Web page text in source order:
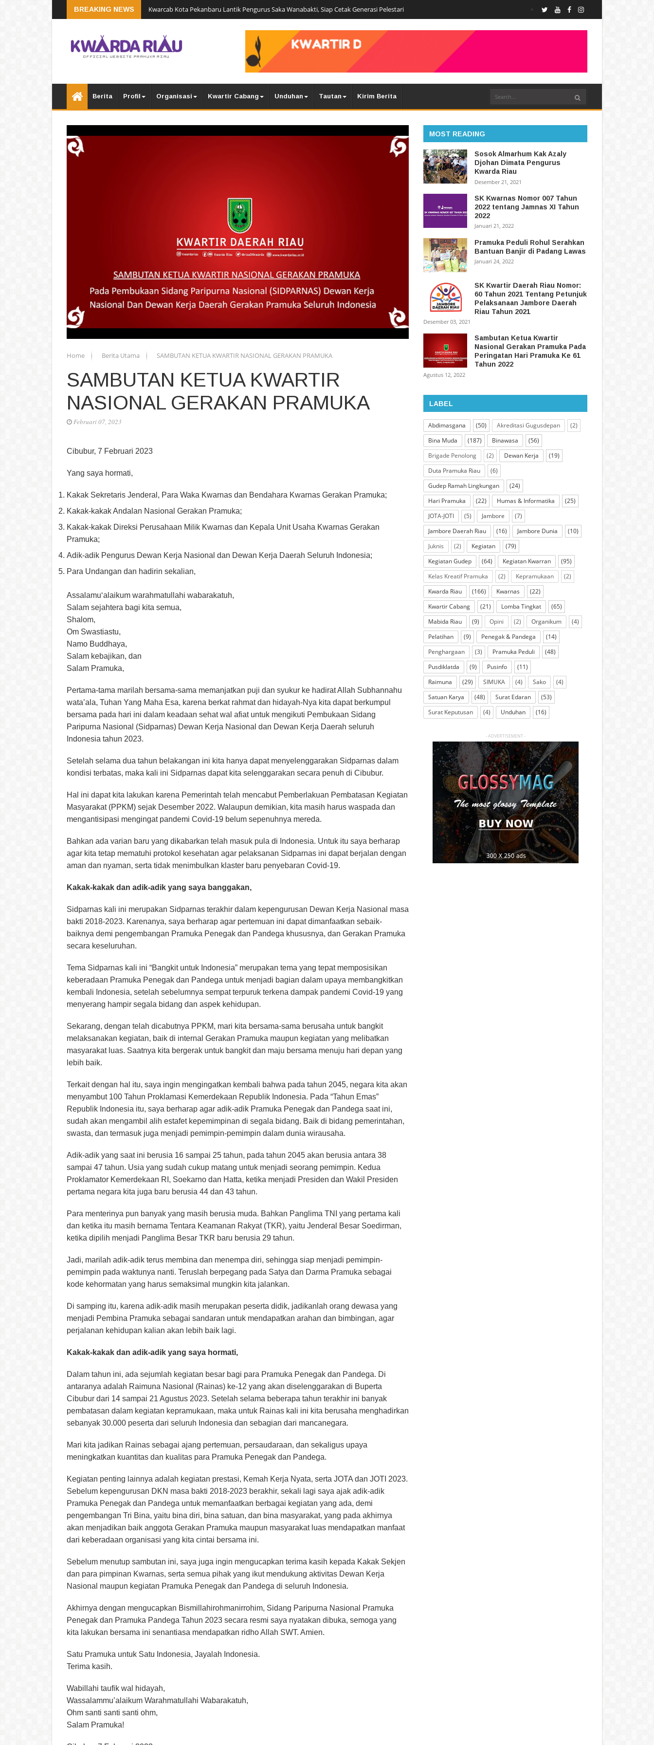
BREAKING NEWS Kwarcab Kota Pekanbaru Lantik Pengurus Saka Wanabakti, Siap Cetak Generasi Pelestari
Berita Profil Organisasi Kwartir Cabang Unduhan Tautan Kirim Berita
Home Berita Utama SAMBUTAN KETUA KWARTIR NASIONAL GERAKAN PRAMUKA
SAMBUTAN KETUA KWARTIR
NASIONAL GERAKAN PRAMUKA
Februari 07, 2023
Cibubur, 7 Februari 2023
Yang saya hormati,
Kakak Sekretaris Jenderal, Para Waka Kwarnas dan Bendahara Kwarnas Gerakan Pramuka;
Kakak-kakak Andalan Nasional Gerakan Pramuka;
Kakak-kakak Direksi Perusahaan Milik Kwarnas dan Kepala Unit Usaha Kwarnas Gerakan
Pramuka;
Adik-adik Pengurus Dewan Kerja Nasional dan Dewan Kerja Daerah Seluruh Indonesia;
Para Undangan dan hadirin sekalian,
Assalamu‘alaikum warahmatullahi wabarakatuh,
Salam sejahtera bagi kita semua,
Shalom,
Om Swastiastu,
Namo Buddhaya,
Salam kebajikan, dan
Salam Pramuka,
Pertama-tama marilah bersama-sama memanjatkan puji dan syukur ke hadirat Allah Subhannahu
wata’ala, Tuhan Yang Maha Esa, karena berkat rahmat dan hidayah-Nya kita dapat berkumpul
bersama pada hari ini dalam keadaan sehat wal afiat untuk mengikuti Pembukaan Sidang
Paripurna Nasional (Sidparnas) Dewan Kerja Nasional dan Dewan Kerja Daerah seluruh
Indonesia tahun 2023.
Setelah selama dua tahun belakangan ini kita hanya dapat menyelenggarakan Sidparnas dalam
kondisi terbatas, maka kali ini Sidparnas dapat kita selenggarakan secara penuh di Cibubur.
Hal ini dapat kita lakukan karena Pemerintah telah mencabut Pemberlakuan Pembatasan Kegiatan
Masyarakat (PPKM) sejak Desember 2022. Walaupun demikian, kita masih harus waspada dan
mengantisipasi mengingat pandemi Covid-19 belum sepenuhnya mereda.
Bahkan ada varian baru yang dikabarkan telah masuk pula di Indonesia. Untuk itu saya berharap
agar kita tetap mematuhi protokol kesehatan agar pelaksanan Sidparnas ini dapat berjalan dengan
aman dan nyaman, serta tidak menimbulkan klaster baru penyebaran Covid-19.
Kakak-kakak dan adik-adik yang saya banggakan,
Sidparnas kali ini merupakan Sidparnas terakhir dalam kepengurusan Dewan Kerja Nasional masa
bakti 2018-2023. Karenanya, saya berharap agar pertemuan ini dapat dimanfaatkan sebaik-
baiknya demi pengembangan Pramuka Penegak dan Pandega khususnya, dan Gerakan Pramuka
secara keseluruhan.
Tema Sidparnas kali ini “Bangkit untuk Indonesia” merupakan tema yang tepat memposisikan
keberadaan Pramuka Penegak dan Pandega untuk menjadi bagian dalam upaya membangkitkan
kembali Indonesia, setelah sebelumnya sempat terpuruk terkena dampak pandemi Covid-19 yang
menyerang hampir segala bidang dan aspek kehidupan.
Sekarang, dengan telah dicabutnya PPKM, mari kita bersama-sama berusaha untuk bangkit
melaksanakan kegiatan, baik di internal Gerakan Pramuka maupun kegiatan yang melibatkan
masyarakat luas. Saatnya kita bergerak untuk bangkit dan maju bersama menuju hari depan yang
lebih baik.
Terkait dengan hal itu, saya ingin mengingatkan kembali bahwa pada tahun 2045, negara kita akan
menyambut 100 Tahun Proklamasi Kemerdekaan Republik Indonesia. Pada “Tahun Emas”
Republik Indonesia itu, saya berharap agar adik-adik Pramuka Penegak dan Pandega saat ini,
sudah akan mengambil alih estafet kepemimpinan di segala bidang. Baik di bidang pemerintahan,
swasta, dan termasuk juga menjadi pemimpin-pemimpin dalam dunia wirausaha.
Adik-adik yang saat ini berusia 16 sampai 25 tahun, pada tahun 2045 akan berusia antara 38
sampai 47 tahun. Usia yang sudah cukup matang untuk menjadi seorang pemimpin. Kedua
Proklamator Kemerdekaan RI, Soekarno dan Hatta, ketika menjadi Presiden dan Wakil Presiden
pertama negara kita juga baru berusia 44 dan 43 tahun.
Para menterinya pun banyak yang masih berusia muda. Bahkan Panglima TNI yang pertama kali
dan ketika itu masih bernama Tentara Keamanan Rakyat (TKR), yaitu Jenderal Besar Soedirman,
ketika dipilih menjadi Panglima Besar TKR baru berusia 29 tahun.
Jadi, marilah adik-adik terus membina dan menempa diri, sehingga siap menjadi pemimpin-
pemimpin pada waktunya nanti. Teruslah berpegang pada Satya dan Darma Pramuka sebagai
kode kehormatan yang harus semaksimal mungkin kita jalankan.
Di samping itu, karena adik-adik masih merupakan peserta didik, jadikanlah orang dewasa yang
menjadi Pembina Pramuka sebagai sandaran untuk mendapatkan arahan dan bimbingan, agar
perjalanan kehidupan kalian akan lebih baik lagi.
Kakak-kakak dan adik-adik yang saya hormati,
Dalam tahun ini, ada sejumlah kegiatan besar bagi para Pramuka Penegak dan Pandega. Di
antaranya adalah Raimuna Nasional (Rainas) ke-12 yang akan diselenggarakan di Buperta
Cibubur dari 14 sampai 21 Agustus 2023. Setelah selama beberapa tahun terakhir ini banyak
pembatasan dalam kegiatan kepramukaan, maka untuk Rainas kali ini kita berusaha menghadirkan
sebanyak 30.000 peserta dari seluruh Indonesia dan sebagian dari mancanegara.
Mari kita jadikan Rainas sebagai ajang pertemuan, persaudaraan, dan sekaligus upaya
meningkatkan kuantitas dan kualitas para Pramuka Penegak dan Pandega.
Kegiatan penting lainnya adalah kegiatan prestasi, Kemah Kerja Nyata, serta JOTA dan JOTI 2023.
Sebelum kepengurusan DKN masa bakti 2018-2023 berakhir, sekali lagi saya ajak adik-adik
Pramuka Penegak dan Pandega untuk memanfaatkan berbagai kegiatan yang ada, demi
pengembangan Tri Bina, yaitu bina diri, bina satuan, dan bina masyarakat, yang pada akhirnya
akan menjadikan baik anggota Gerakan Pramuka maupun masyarakat luas mendapatkan manfaat
dari keberadaan organisasi yang kita cintai bersama ini.
Sebelum menutup sambutan ini, saya juga ingin mengucapkan terima kasih kepada Kakak Sekjen
dan para pimpinan Kwarnas, serta semua pihak yang ikut mendukung aktivitas Dewan Kerja
Nasional maupun kegiatan Pramuka Penegak dan Pandega di seluruh Indonesia.
Akhirnya dengan mengucapkan Bismillahirohmanirrohim, Sidang Paripurna Nasional Pramuka
Penegak dan Pramuka Pandega Tahun 2023 secara resmi saya nyatakan dibuka, semoga yang
kita lakukan bersama ini senantiasa mendapatkan ridho Allah SWT. Amien.
Satu Pramuka untuk Satu Indonesia, Jayalah Indonesia.
Terima kasih.
Wabillahi taufik wal hidayah,
Wassalammu’alaikum Warahmatullahi Wabarakatuh,
Ohm santi santi santi ohm,
Salam Pramuka!
MOST READING
Sosok Almarhum Kak Azaly
Djohan Dimata Pengurus
Kwarda Riau
Desember 21, 2021
SK Kwarnas Nomor 007 Tahun
2022 tentang Jamnas XI Tahun
2022
Januari 21, 2022
Pramuka Peduli Rohul Serahkan
Bantuan Banjir di Padang Lawas
Januari 24, 2022
SK Kwartir Daerah Riau Nomor:
60 Tahun 2021 Tentang Petunjuk
Pelaksanaan Jambore Daerah
Riau Tahun 2021
Desember 03, 2021
Sambutan Ketua Kwartir
Nasional Gerakan Pramuka Pada
Peringatan Hari Pramuka Ke 61
Tahun 2022
Agustus 12, 2022
LABEL
Abdimasgana (50) Akreditasi Gugusdepan
(2)
Bina Muda
(187) Binawasa
(56)
Brigade Penolong
(2) Dewan Kerja
(19)
Duta Pramuka Riau
(6)
Gudep Ramah Lingkungan
(24)
Hari Pramuka
(22) Humas & Informatika
(25)
JOTA-JOTI
(5) Jambore
(7)
Jambore Daerah Riau
(16) Jambore Dunia
(10)
Juknis
(2) Kegiatan
(79)
Kegiatan Gudep
(64) Kegiatan Kwarran
(95)
Kelas Kreatif Pramuka
(2) Kepramukaan
(2)
Kwarda Riau
(166) Kwarnas
(22)
Kwartir Cabang
(21) Lomba Tingkat
(65)
Mabida Riau
(9) Opini (2) Organikum
(4)
Pelatihan
(9) Penegak & Pandega
(14)
Penghargaan
(3) Pramuka Peduli
(48)
Pusdiklatda
(9) Pusinfo
(11)
Raimuna
(29) SIMUKA (4) Sako
(4)
Satuan Karya
(48) Surat Edaran
(53)
Surat Keputusan
(4) Unduhan (16)
- ADVERTISEMENT -